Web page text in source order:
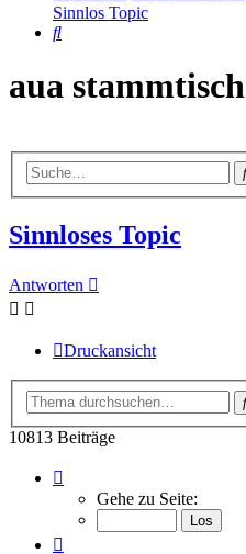
Sinnlos Topic
Suche
aua stammtisch
Sinnloses Topic
Antworten
Druckansicht
10813 Beiträge
1082
von
1082
Gehe zu Seite: